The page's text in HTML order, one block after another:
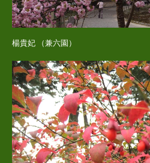
楊貴妃 （兼六園）